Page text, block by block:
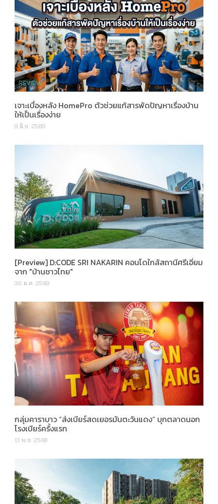
เจาะเบื้องหลัง HomePro ตัวช่วยแก้สารพัดปัญหาเรื่องบ้าน
ให้เป็นเรื่องง่าย
9 มิ.ย. 2569
[Preview] D:CODE SRI NAKARIN คอนโดใกล้สถานีศรีเอี่ยม
จาก "บ้านชาวไทย"
30 ม.ค. 2569
กลุ่มคาราบาว “ส่งเบียร์สดเยอรมันตะวันแดง” บุกตลาดนอก
โรงเบียร์ครั้งแรก
13 พ.ย. 2568